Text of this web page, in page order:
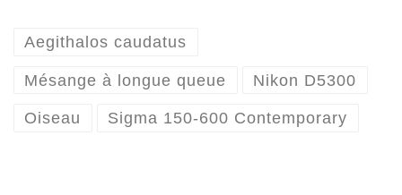
Aegithalos caudatus
Mésange à longue queue Nikon D5300
Oiseau Sigma 150-600 Contemporary